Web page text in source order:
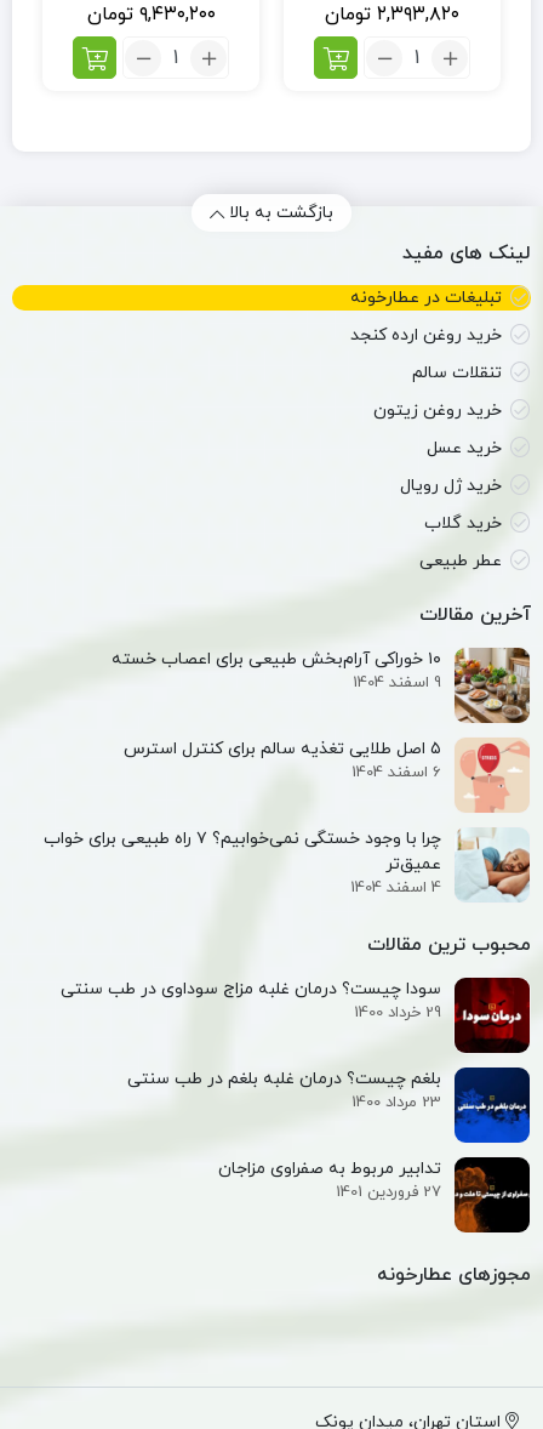
۲,۳۹۳,۸۲۰ تومان ۹,۴۳۰,۲۰۰ تومان
بازگشت به بالا
لینک های مفید
تبلیغات در عطارخونه
خرید روغن ارده کنجد
تنقلات سالم
خرید روغن زیتون
خرید عسل
خرید ژل رویال
خرید گلاب
عطر طبیعی
آخرین مقالات
۱۰ خوراکی آرام‌بخش طبیعی برای اعصاب خسته
9 اسفند 1404
۵ اصل طلایی تغذیه سالم برای کنترل استرس
6 اسفند 1404
چرا با وجود خستگی نمی‌خوابیم؟ ۷ راه طبیعی برای خواب
عمیق‌تر
4 اسفند 1404
محبوب ترین مقالات
سودا چیست؟ درمان غلبه مزاج سوداوی در طب سنتی
29 خرداد 1400
بلغم چیست؟ درمان غلبه بلغم در طب سنتی
23 مرداد 1400
تدابیر مربوط به صفراوی مزاجان
27 فروردین 1401
مجوزهای عطارخونه
استان تهران، میدان پونک